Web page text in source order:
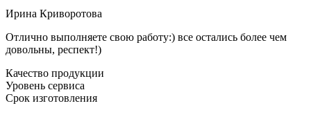
Ирина Криворотова
Отлично выполняете свою работу:) все остались более чем
довольны, респект!)
Качество продукции
Уровень сервиса
Срок изготовления